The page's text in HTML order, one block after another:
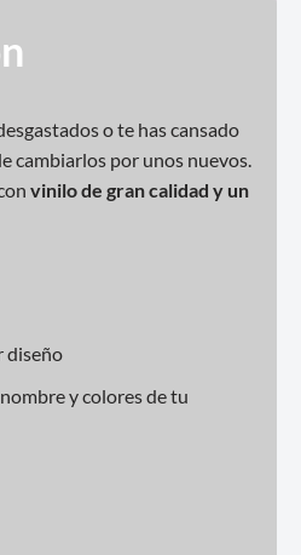
o te has cansado
cambiarlos por unos nuevos.
vinilo de gran calidad y un
diseño
y colores de tu